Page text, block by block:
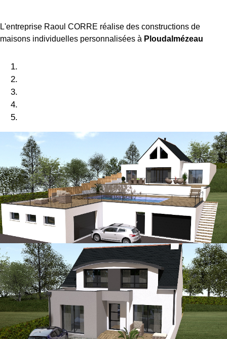
L'entreprise Raoul CORRE réalise des constructions de
maisons individuelles personnalisées à Ploudalmézeau